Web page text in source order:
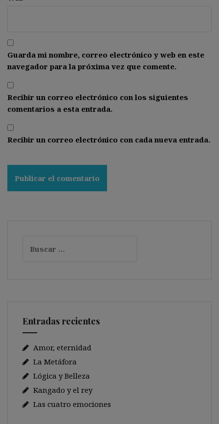
Guarda mi nombre, correo electrónico y web en este
navegador para la próxima vez que comente.
Recibir un correo electrónico con los siguientes
comentarios a esta entrada.
Recibir un correo electrónico con cada nueva entrada.
Entradas recientes
Amor, eternidad
La Metáfora
Lógica y Belleza
Kangado y el rey
Las cuatro emociones